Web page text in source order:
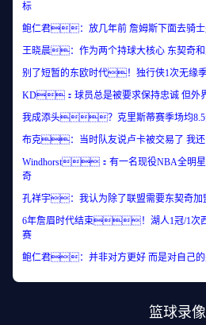
标
鲍仁君：放几年前 詹姆斯下面去骑士
王晓晨：作为两个持球大核心 东契奇
别了短暂的东欧时代！独行侠1次无缘
KD：球员总是被要求保持忠诚 但外
我成添头？克里斯蒂赛季场均8.5
布克：当时队友说卢卡被交易了 我还
Windhorst：有一名现役NBA全明星
奇
孔祥宇：我认为除了联盟需要东契奇加
6年詹眉时代结束！湖人1冠/1次西
赛
鲍仁君：并非对方更好 而是对自己的
篮球录像